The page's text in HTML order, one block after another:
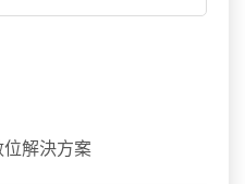
解決方案